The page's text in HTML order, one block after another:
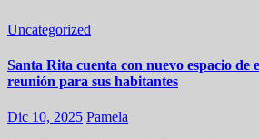
Uncategorized
Santa Rita cuenta con nuevo espacio de
reunión para sus habitantes
Dic 10, 2025 Pamela